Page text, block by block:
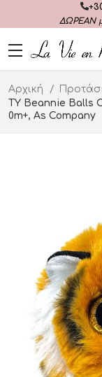
ΔΩΡΕΑΝ
Αρχική
TY Beannie Balls
0m+, As Company